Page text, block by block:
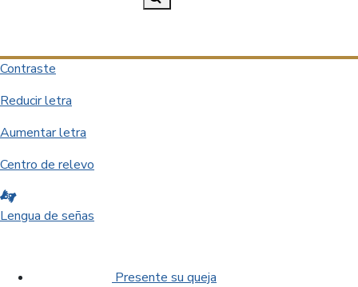
Contraste
Reducir letra
Aumentar letra
Centro de relevo
Lengua de señas
Presente su queja